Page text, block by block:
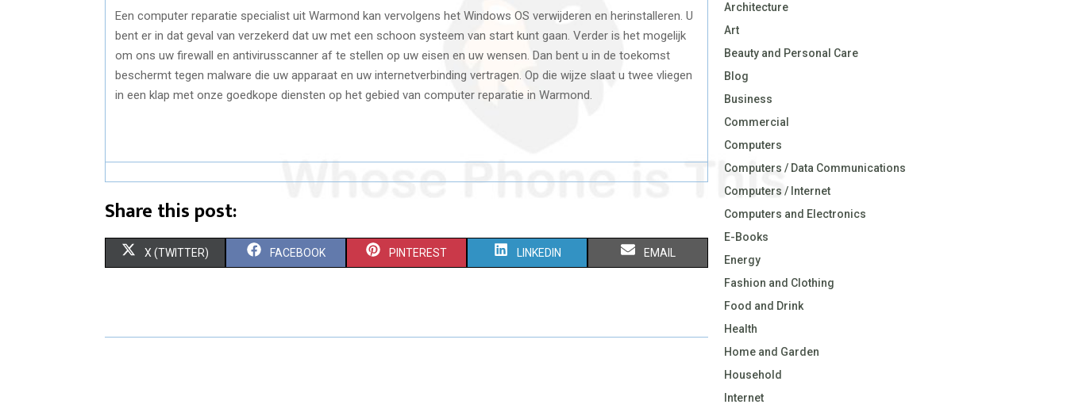
Een computer reparatie specialist uit Warmond kan vervolgens het Windows OS verwijderen en herinstalleren. U
bent er in dat geval van verzekerd dat uw met een schoon systeem van start kunt gaan. Verder is het mogelijk
om ons uw firewall en antivirusscanner af te stellen op uw eisen en uw wensen. Dan bent u in de toekomst
beschermt tegen malware die uw apparaat en uw internetverbinding vertragen. Op die wijze slaat u twee vliegen
in een klap met onze goedkope diensten op het gebied van computer reparatie in Warmond.
Share this post:
S
R
X (TWITTER) S
R
FACEBOOK S
R
PINTEREST S
R
LINKEDIN S
R
EMAIL
Architecture
Art
Beauty and Personal Care
Blog
Business
Commercial
Computers
Computers / Data Communications
Computers / Internet
Computers and Electronics
E-Books
Energy
Fashion and Clothing
Food and Drink
Health
Home and Garden
Household
Internet